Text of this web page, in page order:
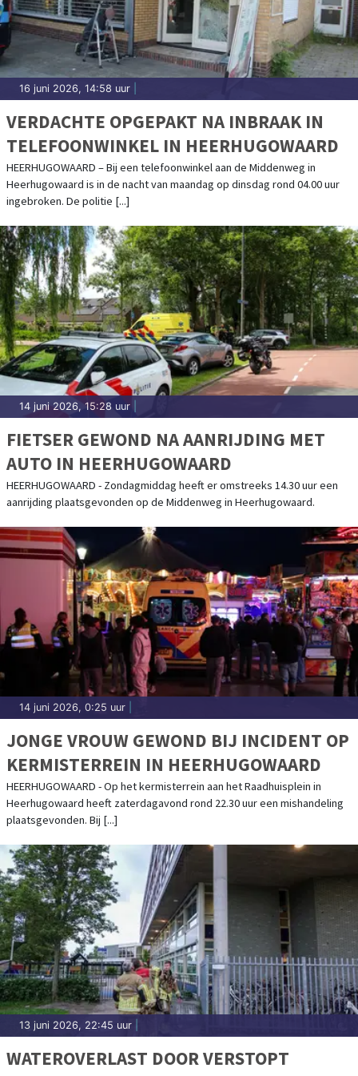
16 juni 2026, 14:58 uur
VERDACHTE OPGEPAKT NA INBRAAK IN
TELEFOONWINKEL IN HEERHUGOWAARD
HEERHUGOWAARD – Bij een telefoonwinkel aan de Middenweg in
Heerhugowaard is in de nacht van maandag op dinsdag rond 04.00 uur
ingebroken. De politie [...]
14 juni 2026, 15:28 uur
FIETSER GEWOND NA AANRIJDING MET
AUTO IN HEERHUGOWAARD
HEERHUGOWAARD - Zondagmiddag heeft er omstreeks 14.30 uur een
aanrijding plaatsgevonden op de Middenweg in Heerhugowaard.
14 juni 2026, 0:25 uur
JONGE VROUW GEWOND BIJ INCIDENT OP
KERMISTERREIN IN HEERHUGOWAARD
HEERHUGOWAARD - Op het kermisterrein aan het Raadhuisplein in
Heerhugowaard heeft zaterdagavond rond 22.30 uur een mishandeling
plaatsgevonden. Bij [...]
13 juni 2026, 22:45 uur
WATEROVERLAST DOOR VERSTOPT